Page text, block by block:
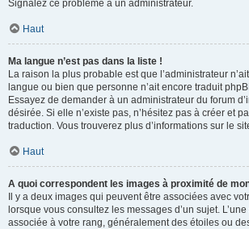
Signalez ce problème à un administrateur.
Haut
Ma langue n’est pas dans la liste !
La raison la plus probable est que l’administrateur
langue ou bien que personne n’ait encore traduit
Essayez de demander à un administrateur du forum
désirée. Si elle n’existe pas, n’hésitez pas à créer et
traduction. Vous trouverez plus d’informations sur le
Haut
A quoi correspondent les images à proximité de
Il y a deux images qui peuvent être associées avec
lorsque vous consultez les messages d’un sujet.
associée à votre rang, généralement des étoiles ou